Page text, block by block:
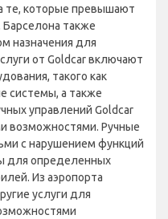
те, которые превышают
также
назначения для
от Goldcar включают
такого как
системы, а также
управлений Goldcar
возможностями. Ручные
с нарушением функций
для определенных
Из аэропорта
услуги для